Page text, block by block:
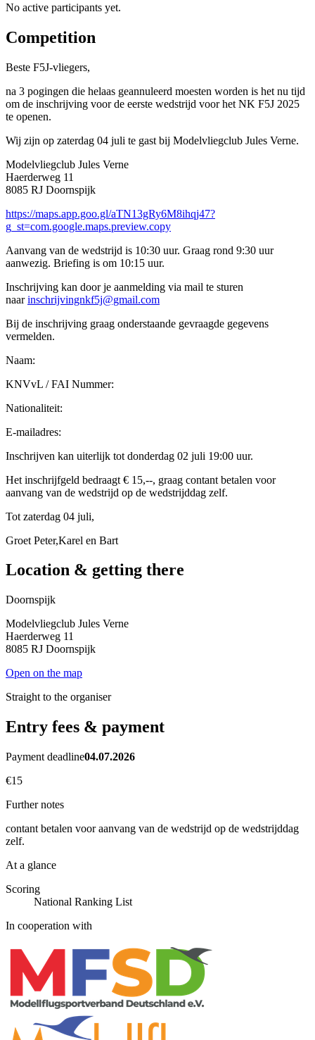
No active participants yet.
Competition
Beste F5J-vliegers,
na 3 pogingen die helaas geannuleerd moesten worden is het nu tijd
om de inschrijving voor de eerste wedstrijd voor het NK F5J 2025
te openen.
Wij zijn op zaterdag 04 juli te gast bij Modelvliegclub Jules Verne.
Modelvliegclub Jules Verne
Haerderweg 11
8085 RJ Doornspijk
https://maps.app.goo.gl/aTN13gRy6M8ihqj47?
g_st=com.google.maps.preview.copy
Aanvang van de wedstrijd is 10:30 uur. Graag rond 9:30 uur
aanwezig. Briefing is om 10:15 uur.
Inschrijving kan door je aanmelding via mail te sturen
naarinschrijvingnkf5j@gmail.com
Bij de inschrijving graag onderstaande gevraagde gegevens
vermelden.
Naam:
KNVvL / FAI Nummer:
Nationaliteit:
E-mailadres:
Inschrijven kan uiterlijk tot donderdag 02 juli 19:00 uur.
Het inschrijfgeld bedraagt € 15,--, graag contant betalen voor
aanvang van de wedstrijd op de wedstrijddag zelf.
Tot zaterdag 04 juli,
Groet Peter,Karel en Bart
Location & getting there
Doornspijk
Modelvliegclub Jules Verne
Haerderweg 11
8085 RJ Doornspijk
Open on the map
Straight to the organiser
Entry fees & payment
Payment deadline04.07.2026
€15
Further notes
contant betalen voor aanvang van de wedstrijd op de wedstrijddag
zelf.
At a glance
Scoring
National Ranking List
In cooperation with